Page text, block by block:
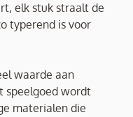
elk stuk straalt de
typerend is voor
waarde aan
speelgoed wordt
materialen die